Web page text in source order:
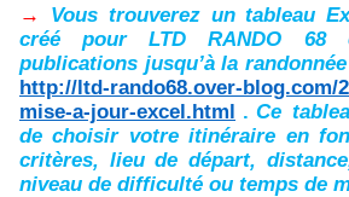
→
Vous trouverez un tableau
créé pour LTD RANDO 68
publications jusqu’à la
http://ltd-rando68.over-blog.com/
mise-a-jour-excel.html . Ce
de choisir votre itinéraire en
critères, lieu de départ,
niveau de difficulté ou temps de